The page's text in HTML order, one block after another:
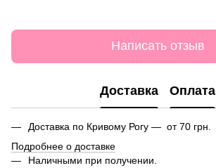
Написать отзыв
Доставка Оплата
Доставка по Кривому Рогу — от 70 грн.
Подробнее о доставке
Наличными при получении.